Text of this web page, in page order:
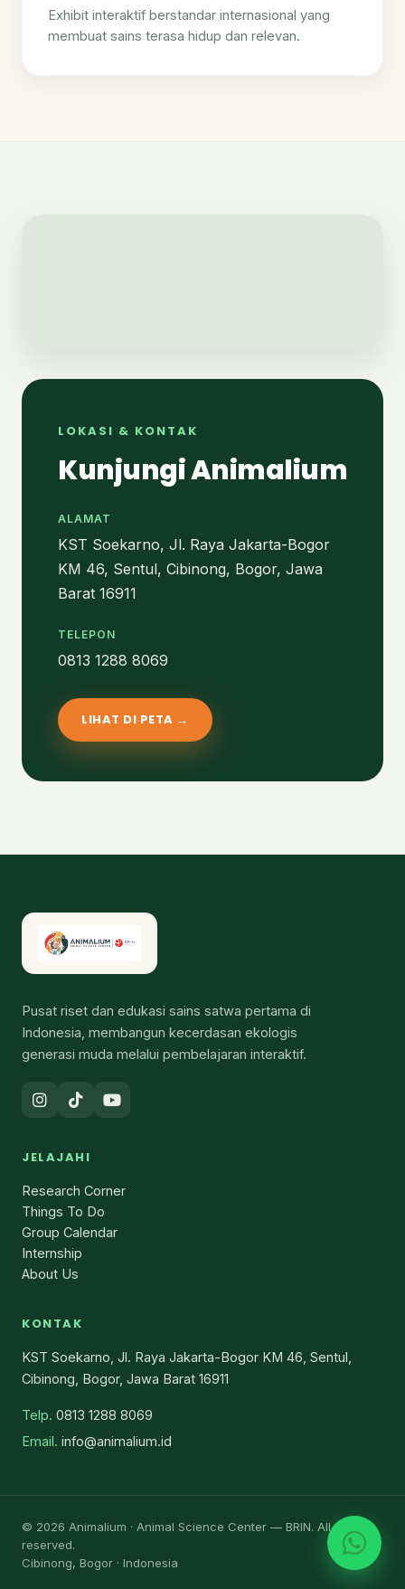
Exhibit interaktif berstandar internasional yang
membuat sains terasa hidup dan relevan.
LOKASI & KONTAK
Kunjungi Animalium
ALAMAT
KST Soekarno, Jl. Raya Jakarta-Bogor
KM 46, Sentul, Cibinong, Bogor, Jawa
Barat 16911
TELEPON
0813 1288 8069
LIHAT DI PETA →
Pusat riset dan edukasi sains satwa pertama di
Indonesia, membangun kecerdasan ekologis
generasi muda melalui pembelajaran interaktif.
JELAJAHI
Research Corner
Things To Do
Group Calendar
Internship
About Us
KONTAK
KST Soekarno, Jl. Raya Jakarta-Bogor KM 46, Sentul,
Cibinong, Bogor, Jawa Barat 16911
Telp. 0813 1288 8069
Email. info@animalium.id
© 2026 Animalium · Animal Science Center — BRIN. All rights
reserved.
Cibinong, Bogor · Indonesia